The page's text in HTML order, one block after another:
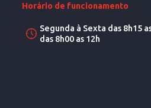
Horário de funcionamento
Segunda à Sexta das 8h15
das 8h00 as 12h